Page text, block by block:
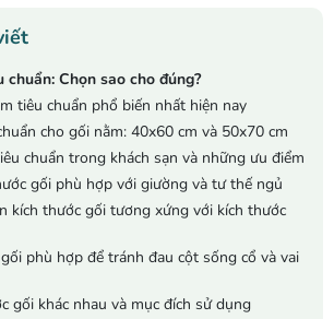
Chọn sao cho đúng?
tiêu chuẩn phổ biến nhất hiện nay
cho gối nằm: 40x60 cm và 50x70 cm
chuẩn trong khách sạn và những ưu điểm
gối phù hợp với giường và tư thế ngủ
kích thước gối tương xứng với kích thước
phù hợp để tránh đau cột sống cổ và vai
gối khác nhau và mục đích sử dụng